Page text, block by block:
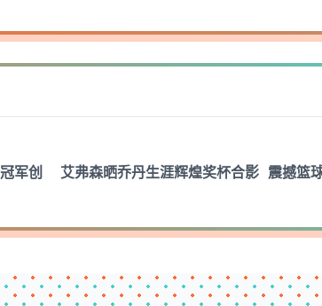
军创
艾弗森晒乔丹生涯辉煌奖杯合影 震撼篮